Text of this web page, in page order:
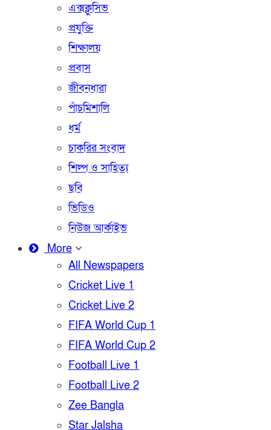
এক্সক্লুসিভ
প্রযুক্তি
শিক্ষালয়
প্রবাস
জীবনধারা
পাঁচমিশালি
ধর্ম
চাকরির সংবাদ
শিল্প ও সাহিত্য
ছবি
ভিডিও
নিউজ আর্কাইভ
More
All Newspapers
Cricket Live 1
Cricket Live 2
FIFA World Cup 1
FIFA World Cup 2
Football Live 1
Football Live 2
Zee Bangla
Star Jalsha